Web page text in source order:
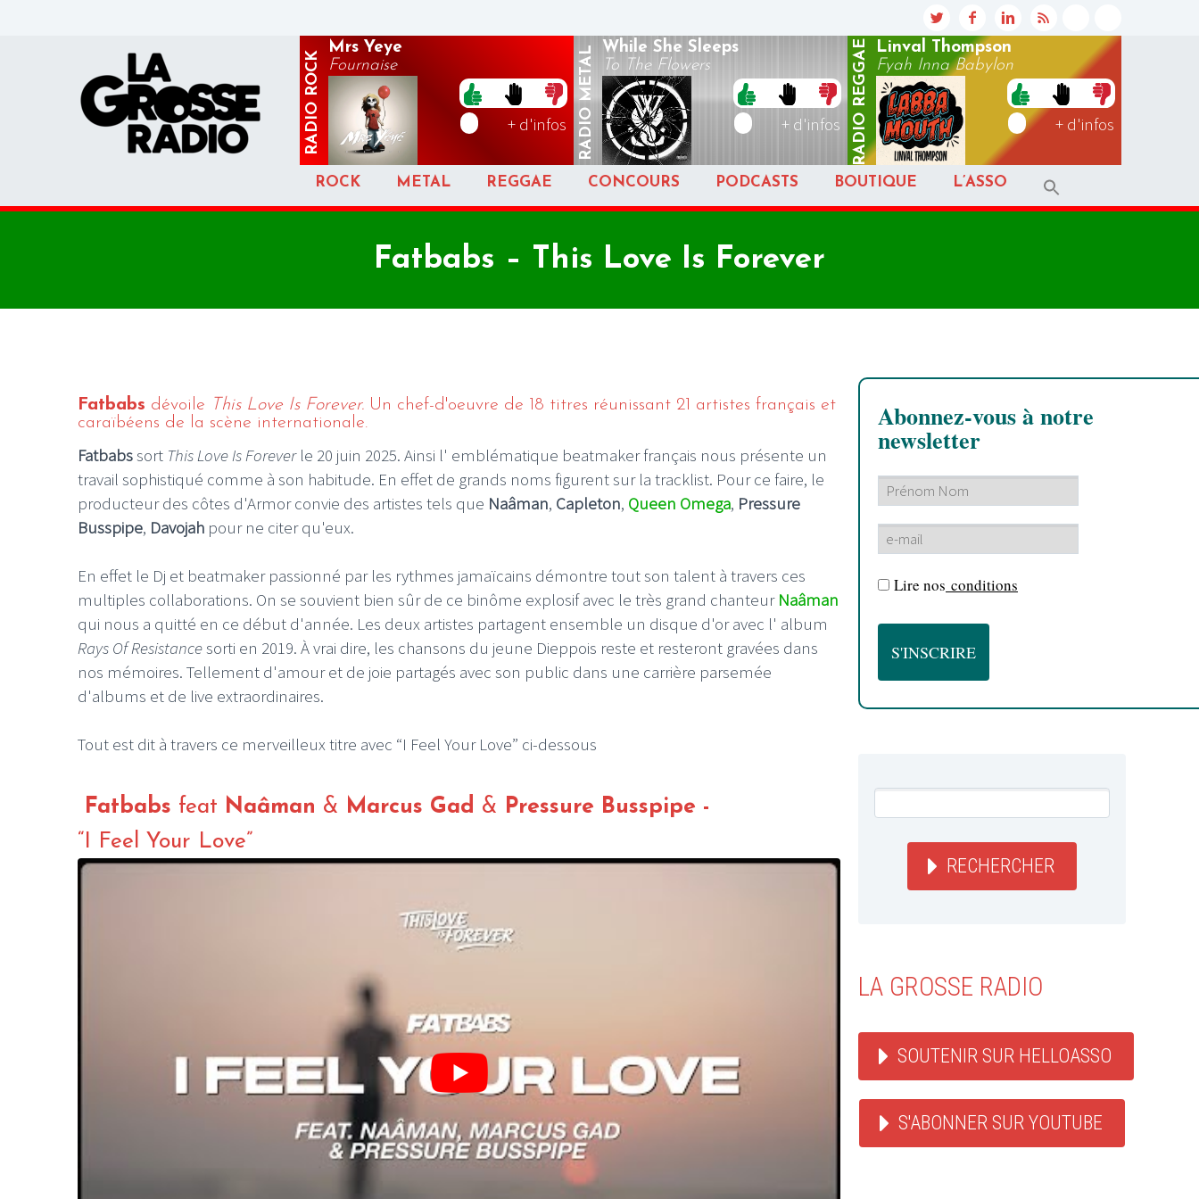
RADIO
ROCK
Mrs Yeye
Fournaise
+ d'infos RADIO
METAL While She Sleeps
To The Flowers
+ d'infos RADIO
REGGAE
Linval Thompson
Fyah Inna Babylon
+ d'infos
ROCK METAL REGGAE CONCOURS PODCASTS BOUTIQUE L’ASSO
Fatbabs – This Love Is Forever
Fatbabs dévoile This Love Is Forever. Un chef-d'oeuvre de 18 titres réunissant 21 artistes français et
caraïbéens de la scène internationale.
Fatbabssort This Love Is Foreverle 20 juin 2025. Ainsi l' emblématique beatmaker français nous présente un
travail sophistiqué comme à son habitude. En effet de grands noms figurent sur la tracklist. Pour ce faire, le
producteur des côtes d'Armor convie des artistes tels que Naâman, Capleton, Queen Omega, Pressure
Busspipe, Davojah pour ne citer qu'eux.
En effet le Dj et beatmaker passionné par les rythmes jamaïcains démontre tout son talent à travers ces
multiples collaborations. On se souvient bien sûr de ce binôme explosif avec le très grand chanteur Naâman
qui nous a quitté en ce début d'année. Les deux artistes partagent ensemble un disque d'or avec l' album
Rays Of Resistancesorti en 2019. À vrai dire, les chansons du jeune Dieppois reste et resteront gravées dans
nos mémoires. Tellement d'amour et de joie partagés avec son public dans une carrière parsemée
d'albums et de live extraordinaires.
Tout est dit à travers ce merveilleux titre avec “I Feel Your Love” ci-dessous
Fatbabs feat Naâman & Marcus Gad & Pressure Busspipe -
“I Feel Your Love”
Abonnez-vous à notre
newsletter
Lire nos conditions
RECHERCHER
LA GROSSE RADIO
SOUTENIR SUR HELLOASSO
S'ABONNER SUR YOUTUBE